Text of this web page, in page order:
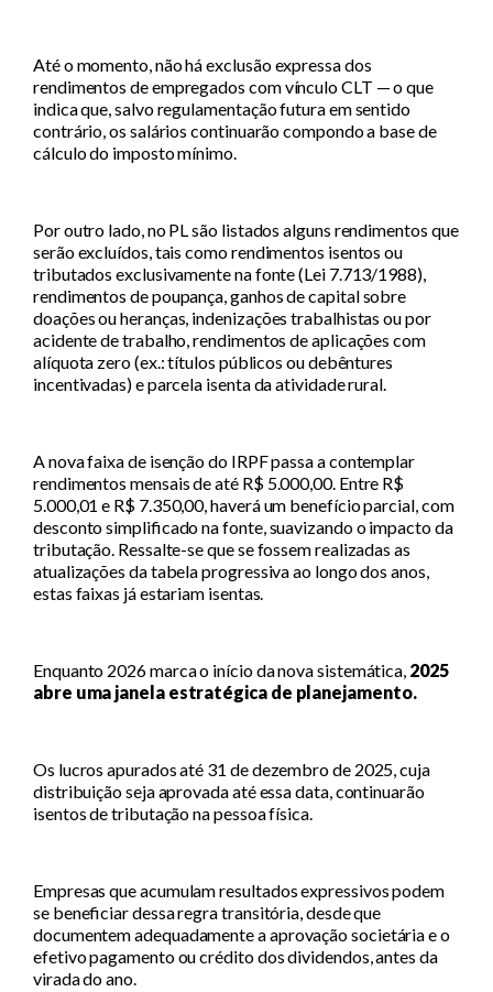
Até o momento, não há exclusão expressa dos
rendimentos de empregados com vínculo CLT — o que
indica que, salvo regulamentação futura em sentido
contrário, os salários continuarão compondo a base de
cálculo do imposto mínimo.
Por outro lado, no PL são listados alguns rendimentos que
serão excluídos, tais como rendimentos isentos ou
tributados exclusivamente na fonte (Lei 7.713/1988),
rendimentos de poupança, ganhos de capital sobre
doações ou heranças, indenizações trabalhistas ou por
acidente de trabalho, rendimentos de aplicações com
alíquota zero (ex.: títulos públicos ou debêntures
incentivadas) e parcela isenta da atividade rural.
A nova faixa de isenção do IRPF passa a contemplar
rendimentos mensais de até R$ 5.000,00. Entre R$
5.000,01 e R$ 7.350,00, haverá um benefício parcial, com
desconto simplificado na fonte, suavizando o impacto da
tributação. Ressalte-se que se fossem realizadas as
atualizações da tabela progressiva ao longo dos anos,
estas faixas já estariam isentas.
Enquanto 2026 marca o início da nova sistemática, 2025
abre uma janela estratégica de planejamento.
Os lucros apurados até 31 de dezembro de 2025, cuja
distribuição seja aprovada até essa data, continuarão
isentos de tributação na pessoa física.
Empresas que acumulam resultados expressivos podem
se beneficiar dessa regra transitória, desde que
documentem adequadamente a aprovação societária e o
efetivo pagamento ou crédito dos dividendos, antes da
virada do ano.